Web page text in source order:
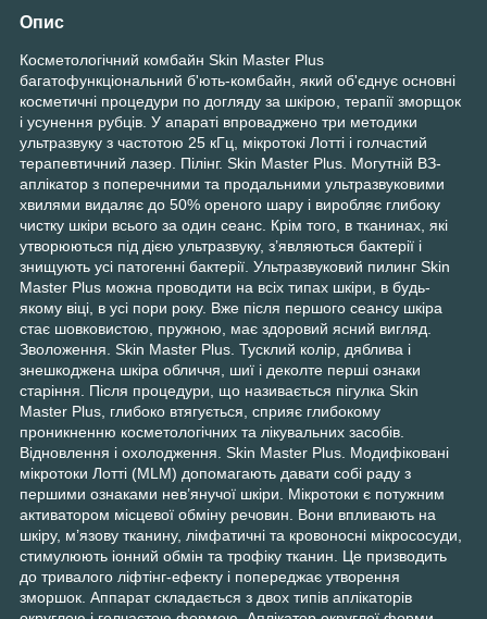
Опис
Косметологічний комбайн Skin Master Plus
багатофункціональний б'ють-комбайн, який об'єднує основні
косметичні процедури по догляду за шкірою, терапії зморщок
і усунення рубців. У апараті впроваджено три методики
ультразвуку з частотою 25 кГц, мікротокі Лотті і голчастий
терапевтичний лазер. Пілінг. Skin Master Plus. Могутній ВЗ-
аплікатор з поперечними та продальними ультразвуковими
хвилями видаляє до 50% ореного шару і виробляє глибоку
чистку шкіри всього за один сеанс. Крім того, в тканинах, які
утворюються під дією ультразвуку, з’являються бактерії і
знищують усі патогенні бактерії. Ультразвуковий пилинг Skin
Master Plus можна проводити на всіх типах шкіри, в будь-
якому віці, в усі пори року. Вже після першого сеансу шкіра
стає шовковистою, пружною, має здоровий ясний вигляд.
Зволоження. Skin Master Plus. Тусклий колір, дяблива і
знешкоджена шкіра обличчя, шиї і деколте перші ознаки
старіння. Після процедури, що називається пігулка Skin
Master Plus, глибоко втягується, сприяє глибокому
проникненню косметологічних та лікувальних засобів.
Відновлення і охолодження. Skin Master Plus. Модифіковані
мікротоки Лотті (MLM) допомагають давати собі раду з
першими ознаками нев’янучої шкіри. Мікротоки є потужним
активатором місцевої обміну речовин. Вони впливають на
шкіру, м’язову тканину, лімфатичні та кровоносні мікрососуди,
стимулюють іонний обмін та трофіку тканин. Це призводить
до тривалого ліфтінг-ефекту і попереджає утворення
зморшок. Аппарат складається з двох типів аплікаторів